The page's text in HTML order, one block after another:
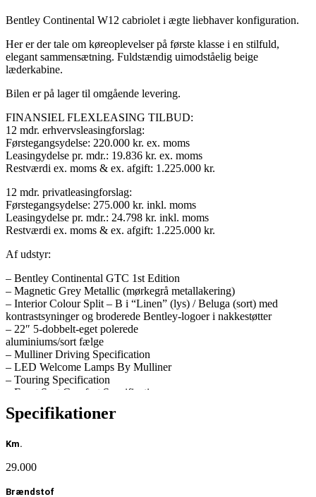
Bentley Continental W12 cabriolet i ægte liebhaver konfiguration.
Her er der tale om køreoplevelser på første klasse i en stilfuld,
elegant sammensætning. Fuldstændig uimodståelig beige
læderkabine.
Bilen er på lager til omgående levering.
FINANSIEL FLEXLEASING TILBUD:
12 mdr. erhvervsleasingforslag:
Førstegangsydelse: 220.000 kr. ex. moms
Leasingydelse pr. mdr.: 19.836 kr. ex. moms
Restværdi ex. moms & ex. afgift: 1.225.000 kr.
12 mdr. privatleasingforslag:
Førstegangsydelse: 275.000 kr. inkl. moms
Leasingydelse pr. mdr.: 24.798 kr. inkl. moms
Restværdi ex. moms & ex. afgift: 1.225.000 kr.
Af udstyr:
– Bentley Continental GTC 1st Edition
– Magnetic Grey Metallic (mørkegrå metallakering)
– Interior Colour Split – B i “Linen” (lys) / Beluga (sort) med
kontrastsyninger og broderede Bentley-logoer i nakkestøtter
– 22″ 5-dobbelt-eget polerede
aluminiums/sort fælge
– Mulliner Driving Specification
– LED Welcome Lamps By Mulliner
– Touring Specification
– Front Seat Comfort Specification
– Centenary Specification
– First Edition Specification
– City Specification
– Rotating display.
– “Piano Black single finish veneer centerkonsol
Specifikationer
Km.
29.000
Brændstof